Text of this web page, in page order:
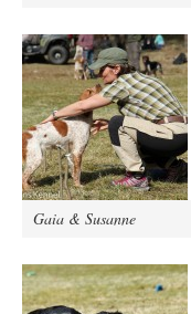
Gaia & Susanne